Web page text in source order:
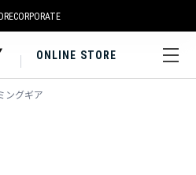
CORPORATE
ONLINE STORE
ングギア